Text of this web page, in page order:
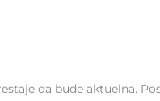
da bude aktuelna.